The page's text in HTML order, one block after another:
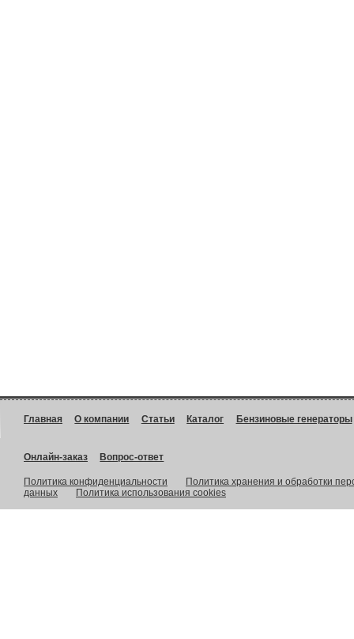
Главная О компании Статьи Каталог Бензиновые генераторы
Онлайн-заказ Вопрос-ответ
Политика конфиденциальности
Политика хранения и обработки
данных
Политика использования cookies